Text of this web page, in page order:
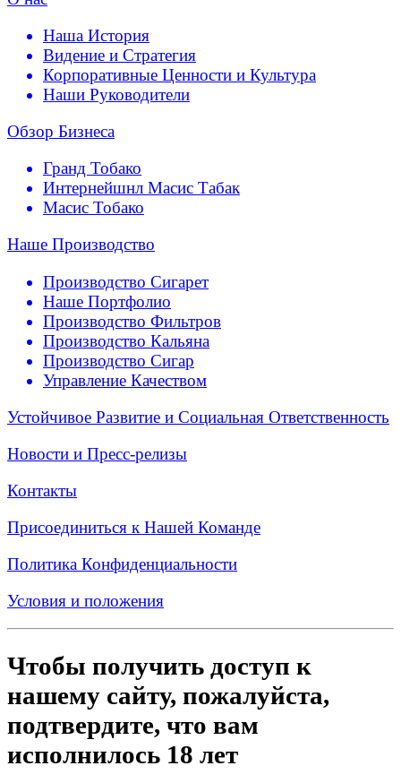
Наша История
Видение и Стратегия
Корпоративные Ценности и Культура
Наши Руководители
Обзор Бизнеса
Гранд Тобако
Интернейшнл Масис Табак
Масис Тобако
Наше Производство
Производство Сигарет
Наше Портфолио
Производство Фильтров
Производство Кальяна
Производство Сигар
Управление Качеством
Устойчивое Развитие и Социальная Ответственность
Новости и Пресс-релизы
Контакты
Присоединиться к Нашей Команде
Политика Конфиденциальности
Условия и положения
Чтобы получить доступ к
нашему сайту, пожалуйста,
подтвердите, что вам
исполнилось 18 лет